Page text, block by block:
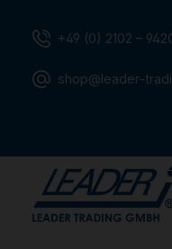
+49 (0) 2102 –
shop@leader-